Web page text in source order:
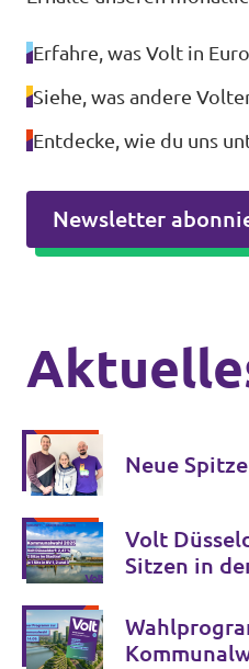
Erfahre, was Volt in
Siehe, was andere
Entdecke, wie du uns
Newsletter
Neue
Volt
Sitzen in